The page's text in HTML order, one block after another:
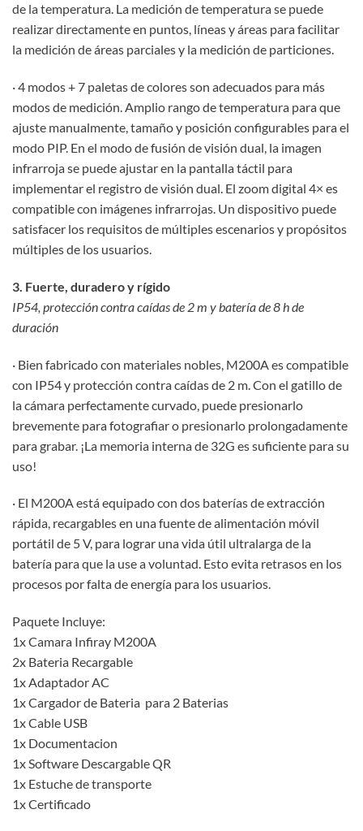
de la temperatura. La medición de temperatura se puede
realizar directamente en puntos, líneas y áreas para facilitar
la medición de áreas parciales y la medición de particiones.
· 4 modos + 7 paletas de colores son adecuados para más
modos de medición. Amplio rango de temperatura para que
ajuste manualmente, tamaño y posición configurables para el
modo PIP. En el modo de fusión de visión dual, la imagen
infrarroja se puede ajustar en la pantalla táctil para
implementar el registro de visión dual. El zoom digital 4× es
compatible con imágenes infrarrojas. Un dispositivo puede
satisfacer los requisitos de múltiples escenarios y propósitos
múltiples de los usuarios.
3. Fuerte, duradero y rígido
IP54, protección contra caídas de 2 m y batería de 8 h de
duración
· Bien fabricado con materiales nobles, M200A es compatible
con IP54 y protección contra caídas de 2 m. Con el gatillo de
la cámara perfectamente curvado, puede presionarlo
brevemente para fotografiar o presionarlo prolongadamente
para grabar. ¡La memoria interna de 32G es suficiente para su
uso!
· El M200A está equipado con dos baterías de extracción
rápida, recargables en una fuente de alimentación móvil
portátil de 5 V, para lograr una vida útil ultralarga de la
batería para que la use a voluntad. Esto evita retrasos en los
procesos por falta de energía para los usuarios.
Paquete Incluye:
1x Camara Infiray M200A
2x Bateria Recargable
1x Adaptador AC
1x Cargador de Bateria para 2 Baterias
1x Cable USB
1x Documentacion
1x Software Descargable QR
1x Estuche de transporte
1x Certificado